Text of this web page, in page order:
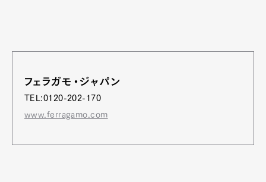
フェラガモ・ジャパン
TEL:0120-202-170
www.ferragamo.com